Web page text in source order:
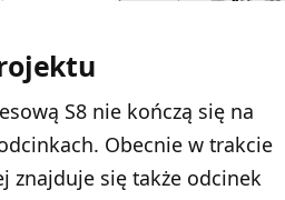
S8 nie kończą się na
Obecnie w trakcie
znajduje się także odcinek